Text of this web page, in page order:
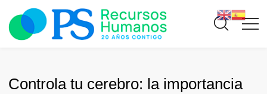
Controla tu cerebro: la importancia